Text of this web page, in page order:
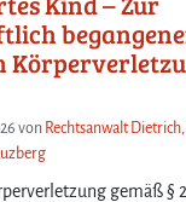
von Rechtsanwalt
gemäß §